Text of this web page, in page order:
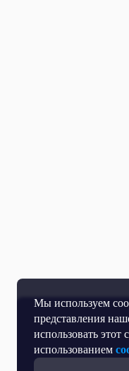
Мы используем
представления
использовать этот
использованием